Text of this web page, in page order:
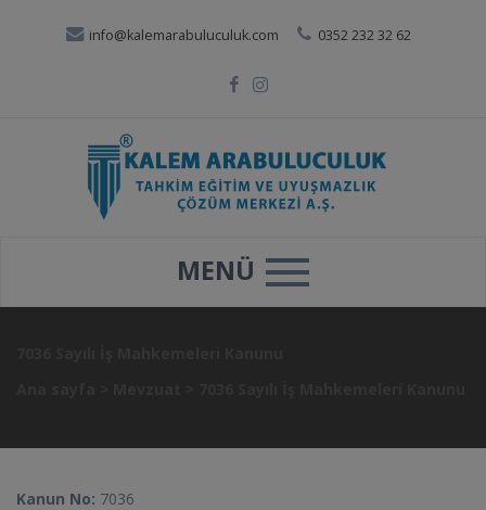
info@kalemarabuluculuk.com 0352 232 32 62
MENÜ
Kanun No: 7036